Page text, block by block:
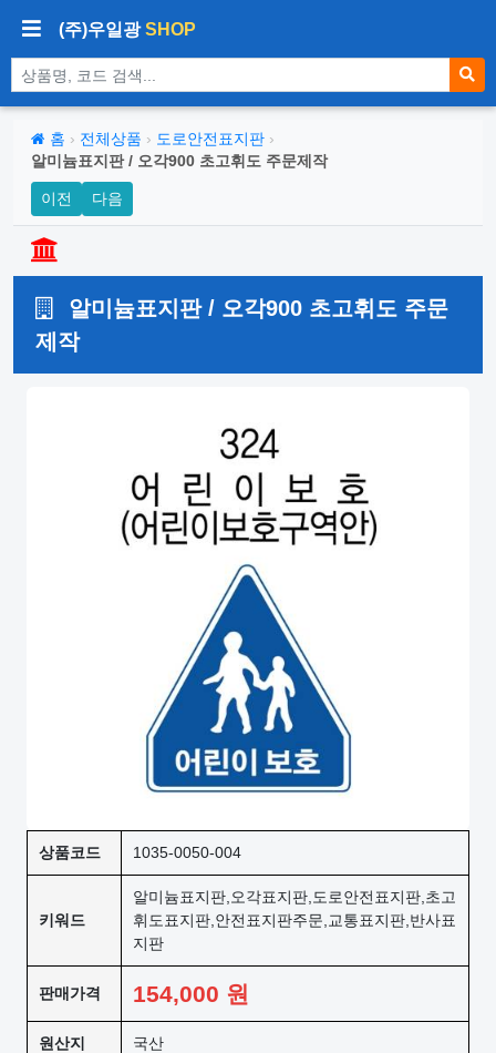
(주)우일광SHOP
상품 검색
홈 › 전체상품 › 도로안전표지판 ›
알미늄표지판 / 오각900 초고휘도 주문제작
이전 다음
알미늄표지판 / 오각900 초고휘도 주문
제작
상품코드 1035-0050-004
키워드
알미늄표지판,오각표지판,도로안전표지판,초고
휘도표지판,안전표지판주문,교통표지판,반사표
지판
판매가격 154,000 원
원산지 국산